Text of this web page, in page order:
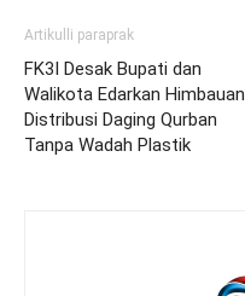
Artikulli paraprak
FK3I Desak Bupati dan
Walikota Edarkan Himbauan
Distribusi Daging Qurban
Tanpa Wadah Plastik